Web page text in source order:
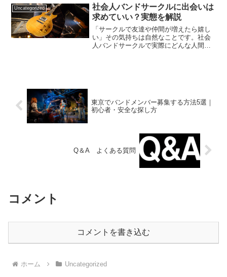
意点も解説。見学だけでもお気軽にどう
ぞ。
Uncategorized
社会人バンドサークルに出会いは
求めていい？実態を解説
「サークルで友達や仲間が増えたら嬉し
い」その気持ちは自然なことです。社会
人バンドサークルで実際にどんな人間関
東京でバンドメンバー募集する方法5選｜
初心者・安全な探し方
Q＆A よくある質問
コメント
コメントを書き込む
ホーム Uncategorized